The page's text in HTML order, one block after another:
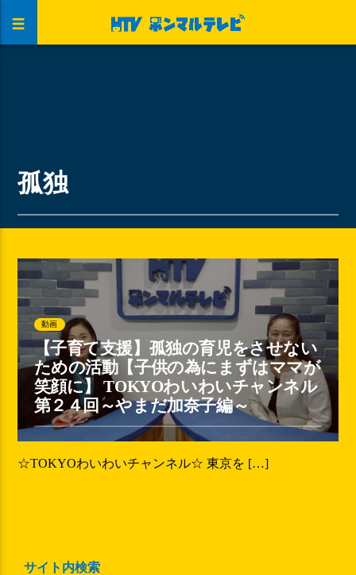
孤独
動画
【子育て支援】孤独の育児をさせない
ための活動【子供の為にまずはママが
笑顔に】 TOKYOわいわいチャンネル
第２４回～やまだ加奈子編～
☆TOKYOわいわいチャンネル☆ 東京を […]
サイト内検索